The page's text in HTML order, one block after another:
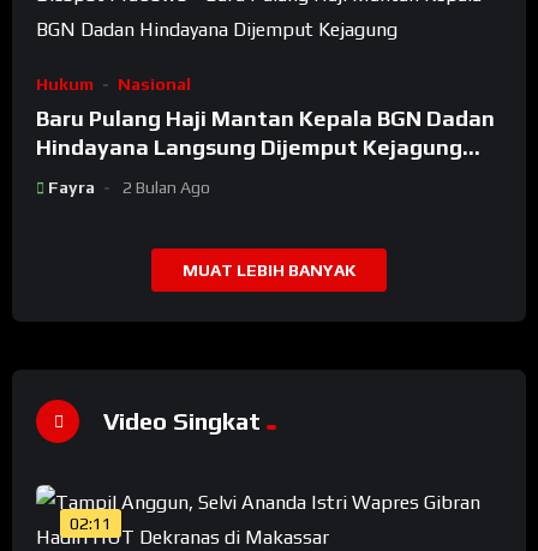
Hukum Nasional
Baru Pulang Haji Mantan Kepala BGN Dadan
Hindayana Langsung Dijemput Kejagung
Setelah Dicopot Prabowo
Fayra 2 Bulan Ago
MUAT LEBIH BANYAK
Video Singkat
02:11